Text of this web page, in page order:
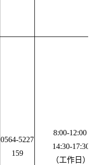
0564-5227
159
8:00-12:00
14:30-17:30
（工作日）